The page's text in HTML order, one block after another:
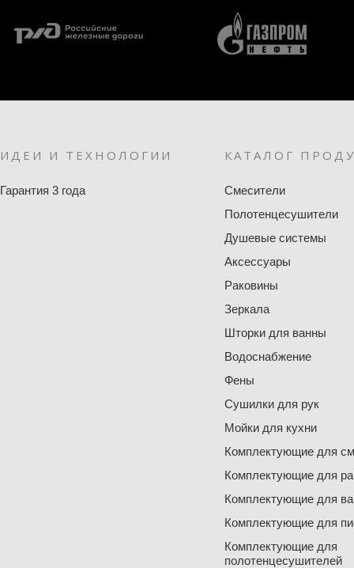
ИДЕИ И ТЕХНОЛОГИИ
Гарантия 3 года
КАТАЛОГ
Смесители
Полотенцесушители
Душевые системы
Аксессуары
Раковины
Зеркала
Шторки для ванны
Водоснабжение
Фены
Сушилки для рук
Мойки для кухни
Комплектующие для
Комплектующие для
Комплектующие для
Комплектующие для
Комплектующие для
полотенцесушителей